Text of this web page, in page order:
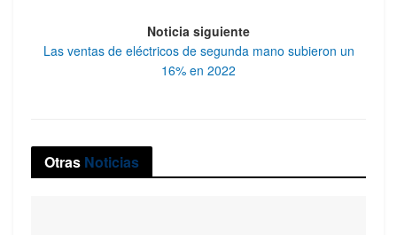
Noticia siguiente
Las ventas de eléctricos de segunda mano subieron un
16% en 2022
Otras Noticias